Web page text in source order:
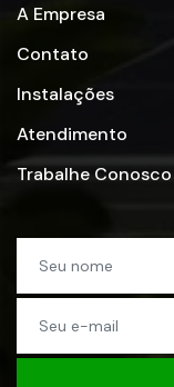
A Empresa
Contato
Instalações
Atendimento
Trabalhe Conosco